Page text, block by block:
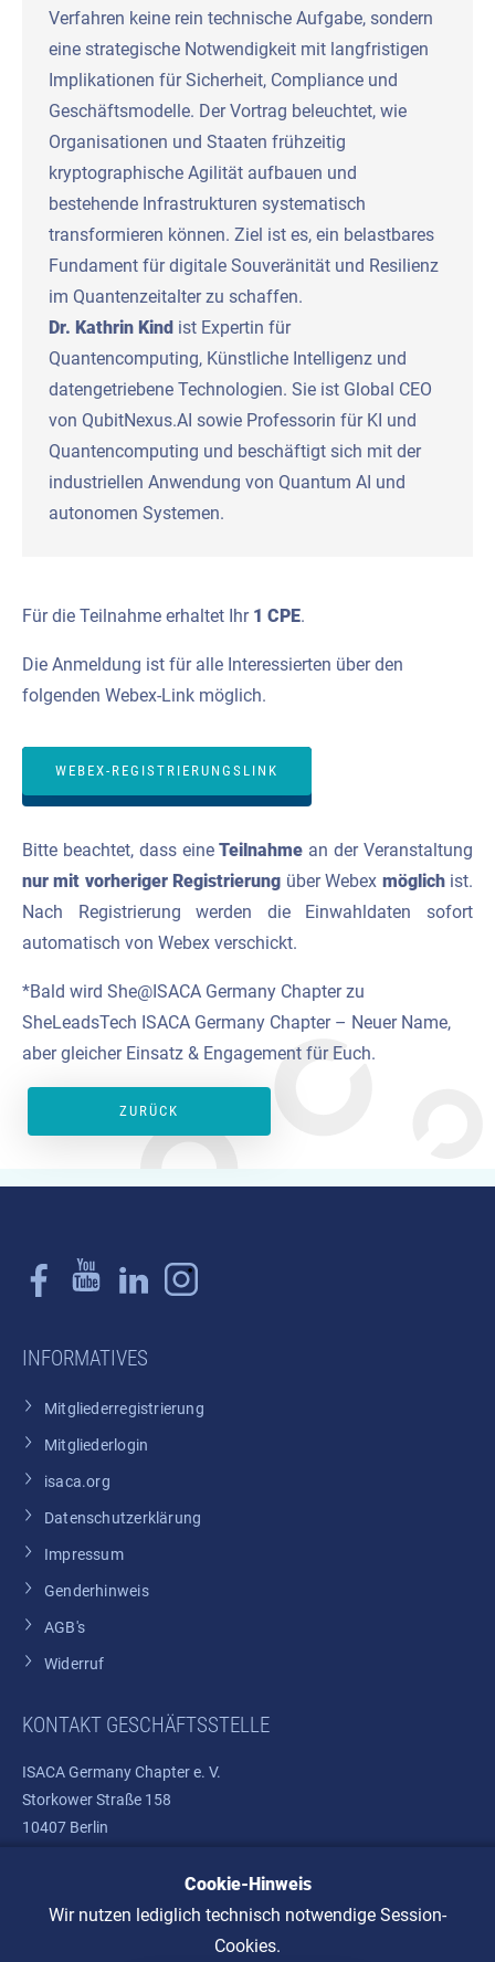
Verfahren keine rein technische Aufgabe, sondern
eine strategische Notwendigkeit mit langfristigen
Implikationen für Sicherheit, Compliance und
Geschäftsmodelle. Der Vortrag beleuchtet, wie
Organisationen und Staaten frühzeitig
kryptographische Agilität aufbauen und
bestehende Infrastrukturen systematisch
transformieren können. Ziel ist es, ein belastbares
Fundament für digitale Souveränität und Resilienz
im Quantenzeitalter zu schaffen.
Dr. Kathrin Kind ist Expertin für
Quantencomputing, Künstliche Intelligenz und
datengetriebene Technologien. Sie ist Global CEO
von QubitNexus.AI sowie Professorin für KI und
Quantencomputing und beschäftigt sich mit der
industriellen Anwendung von Quantum AI und
autonomen Systemen.
Für die Teilnahme erhaltet Ihr 1 CPE.
Die Anmeldung ist für alle Interessierten über den
folgenden Webex-Link möglich.
WEBEX-REGISTRIERUNGSLINK
Bitte beachtet, dass eineTeilnahme an der Veranstaltung
nur mit vorheriger Registrierung über Webex möglichist.
Nach Registrierung werden die Einwahldaten sofort
automatisch von Webex verschickt.
*Bald wird She@ISACA Germany Chapter zu
SheLeadsTech ISACA Germany Chapter – Neuer Name,
aber gleicher Einsatz & Engagement für Euch.
ZURÜCK
INFORMATIVES
Mitgliederregistrierung
Mitgliederlogin
isaca.org
Datenschutzerklärung
Impressum
Genderhinweis
AGB's
Widerruf
KONTAKT GESCHÄFTSSTELLE
ISACA Germany Chapter e. V.
Storkower Straße 158
10407 Berlin
Telefon: +49 30 37580810
E-Mail:info@isaca.de
Cookie-Hinweis
Wir nutzen lediglich technisch notwendige Session-
Cookies.